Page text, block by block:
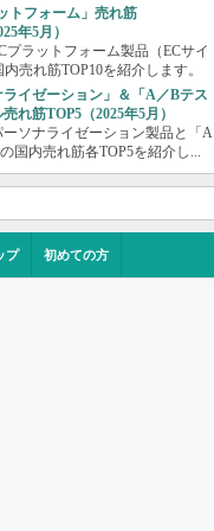
トフォーム」売れ筋
年5月）
プラットフォーム製品（ECサイ
売れ筋TOP10を紹介します。
ライゼーション」＆「A／Bテス
売れ筋TOP5（2025年5月）
ソナライゼーション製品と「A
国内売れ筋各TOP5を紹介し...
プ 初めての方